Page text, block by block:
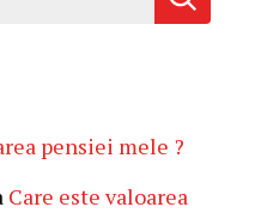
pensiei mele ?
Care este valoarea